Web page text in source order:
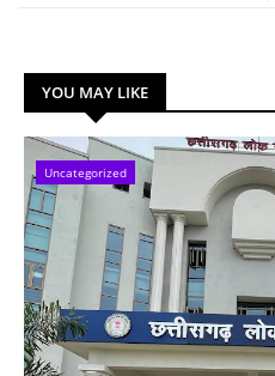
YOU MAY LIKE
Uncategorized